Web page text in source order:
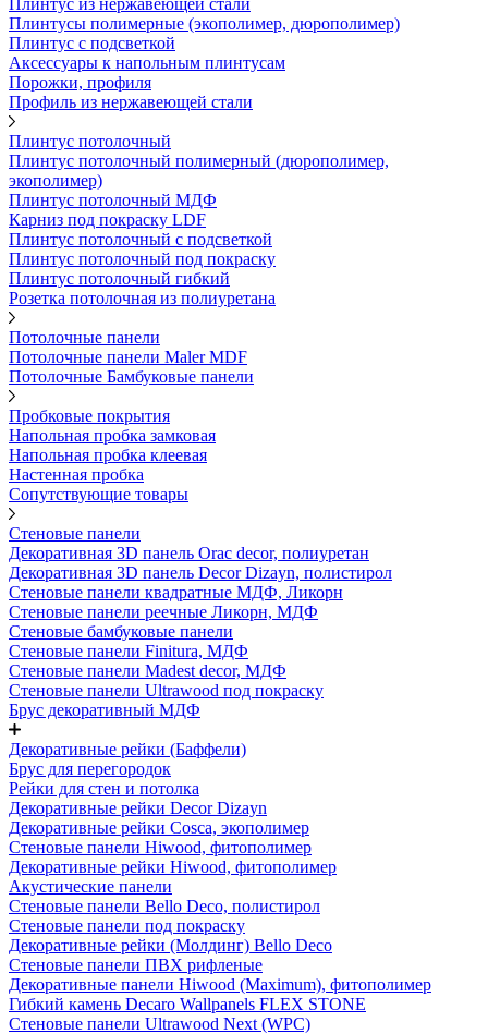
Плинтус из нержавеющей стали
Плинтусы полимерные (экополимер, дюрополимер)
Плинтус с подсветкой
Аксессуары к напольным плинтусам
Порожки, профиля
Профиль из нержавеющей стали
Плинтус потолочный
Плинтус потолочный полимерный (дюрополимер,
экополимер)
Плинтус потолочный МДФ
Карниз под покраску LDF
Плинтус потолочный с подсветкой
Плинтус потолочный под покраску
Плинтус потолочный гибкий
Розетка потолочная из полиуретана
Потолочные панели
Потолочные панели Maler MDF
Потолочные Бамбуковые панели
Пробковые покрытия
Напольная пробка замковая
Напольная пробка клеевая
Настенная пробка
Сопутствующие товары
Стеновые панели
Декоративная 3D панель Orac decor, полиуретан
Декоративная 3D панель Decor Dizayn, полистирол
Стеновые панели квадратные МДФ, Ликорн
Стеновые панели реечные Ликорн, МДФ
Стеновые бамбуковые панели
Стеновые панели Finitura, МДФ
Стеновые панели Madest decor, МДФ
Стеновые панели Ultrawood под покраску
Брус декоративный МДФ
Декоративные рейки (Баффели)
Брус для перегородок
Рейки для стен и потолка
Декоративные рейки Decor Dizayn
Декоративные рейки Cosca, экополимер
Стеновые панели Hiwood, фитополимер
Декоративные рейки Hiwood, фитополимер
Акустические панели
Стеновые панели Bello Deco, полистирол
Стеновые панели под покраску
Декоративные рейки (Молдинг) Bello Deco
Стеновые панели ПВХ рифленые
Декоративные панели Hiwood (Maximum), фитополимер
Гибкий камень Decaro Wallpanels FLEX STONE
Стеновые панели Ultrawood Next (WPC)